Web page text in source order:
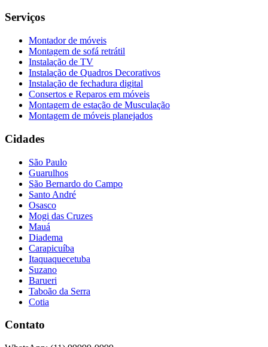
Serviços
Montador de móveis
Montagem de sofá retrátil
Instalação de TV
Instalação de Quadros Decorativos
Instalação de fechadura digital
Consertos e Reparos em móveis
Montagem de estação de Musculação
Montagem de móveis planejados
Cidades
São Paulo
Guarulhos
São Bernardo do Campo
Santo André
Osasco
Mogi das Cruzes
Mauá
Diadema
Carapicuíba
Itaquaquecetuba
Suzano
Barueri
Taboão da Serra
Cotia
Contato